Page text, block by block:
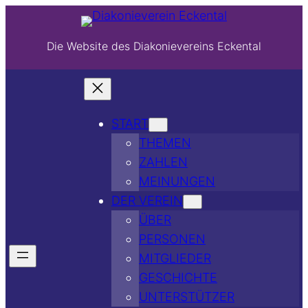
Die Website des Diakonievereins Eckental
START
THEMEN
ZAHLEN
MEINUNGEN
DER VEREIN
ÜBER
PERSONEN
MITGLIEDER
GESCHICHTE
UNTERSTÜTZER